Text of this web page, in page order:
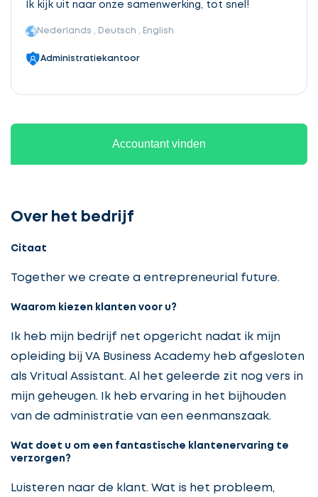
Ik kijk uit naar onze samenwerking, tot snel!
Nederlands , Deutsch , English
Administratiekantoor
Accountant vinden
Over het bedrijf
Citaat
Together we create a entrepreneurial future.
Waarom kiezen klanten voor u?
Ik heb mijn bedrijf net opgericht nadat ik mijn
opleiding bij VA Business Academy heb afgesloten
als Vritual Assistant. Al het geleerde zit nog vers in
mijn geheugen. Ik heb ervaring in het bijhouden
van de administratie van een eenmanszaak.
Wat doet u om een fantastische klantenervaring te
verzorgen?
Luisteren naar de klant. Wat is het probleem,